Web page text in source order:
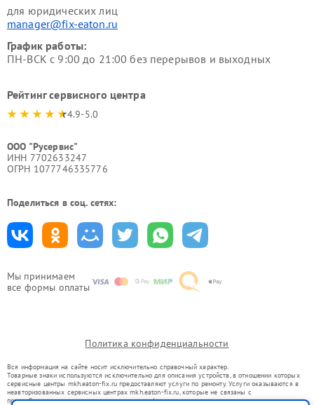
Мы принимаем
все формы оплаты
для юридических лиц
manager@fix-eaton.ru
График работы:
ПН-ВСК с 9:00 до 21:00 без перерывов и выходных
Рейтинг сервисного центра
4.9-5.0
ООО "Русервис"
ИНН 7702633247
ОГРН 1077746335776
Поделиться в соц. сетях:
Политика конфиденциальности
Вся информация на сайте носит исключительно справочный характер.
Товарные знаки используются исключительно для описания устройств, в отношении которых
сервисные центры mkh.eaton-fix.ru предоставляют услуги по ремонту. Услуги оказываются в
неавторизованных сервисных центрах mkh.eaton-fix.ru, которые не связаны с
правообладателями товарных знаков или их официальными представителями.